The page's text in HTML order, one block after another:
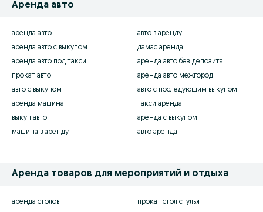
Аренда авто
аренда авто
аренда авто с выкупом
аренда авто под такси
прокат авто
авто с выкупом
аренда машина
выкуп авто
машина в аренду
авто в аренду
дамас аренда
аренда авто без депозита
аренда авто межгород
авто с последующим выкупом
такси аренда
аренда с выкупом
авто аренда
Аренда товаров для мероприятий и отдыха
аренда столов
прокат стол стулья